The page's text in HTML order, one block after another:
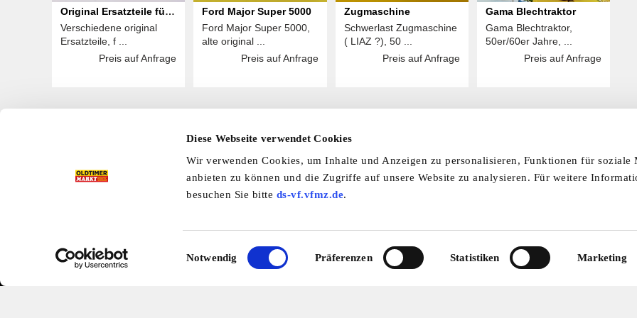
Diese Webseite verwendet Cookies
Wir verwenden Cookies, um Inhalte und Anzeigen zu personalisieren, Funktionen für soziale
anbieten zu können und die Zugriffe auf unsere Website zu analysieren. Für weitere
besuchen Sie bitte ds-vf.vfmz.de.
Einwilligungsauswahl
Notwendig Präferenzen Statistiken Marketing
Original Ersatzteile für
MSB 25 LKW
Verschiedene original
Ersatzteile, f ...
Preis auf Anfrage
Ford Major Super 5000
Ford Major Super 5000,
alte original ...
Preis auf Anfrage
Zugmaschine
Schwerlast Zugmaschine
( LIAZ ?), 50 ...
Preis auf Anfrage
Gama Blechtraktor
Gama Blechtraktor,
50er/60er Jahre, ...
Preis auf Anfrage
Hier finden Sie mehr OLDTIMER MARKT
Folgen Sie uns auf unseren Social-Media-Seiten oder laden Sie unsere Termine-App herunter:
Facebook
Instagram| YouTube| Termine-App
Kleinanzeigen Branchenbuch Shop Impressum Zeitschriften